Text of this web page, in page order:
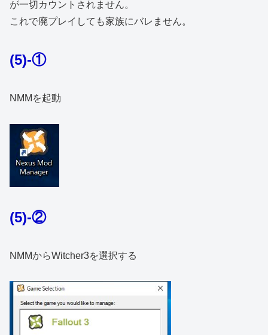
が一切カウントされません。
これで廃プレイしても家族にバレません。
(5)-①
NMMを起動
(5)-②
NMMからWitcher3を選択する